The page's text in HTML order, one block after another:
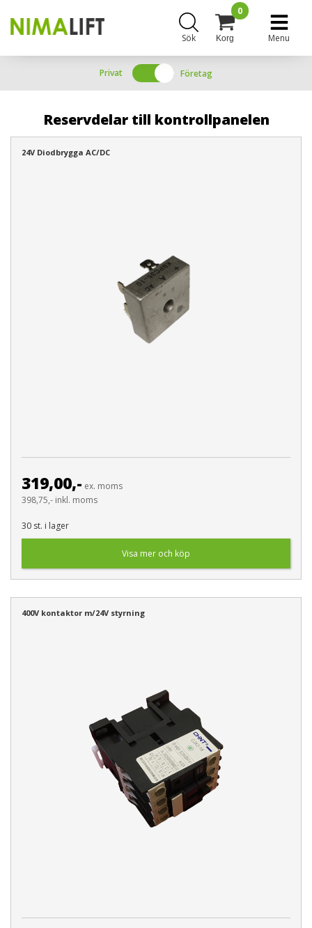
Sök Korg
0
Menu
Privat Företag
Reservdelar till kontrollpanelen
24V Diodbrygga AC/DC
319,00,- ex. moms
398,75,- inkl. moms
30 st. i lager
Visa mer och köp
400V kontaktor m/24V styrning